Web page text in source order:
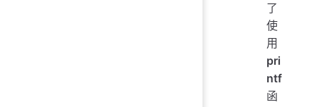
了
使
用
pri
ntf
函